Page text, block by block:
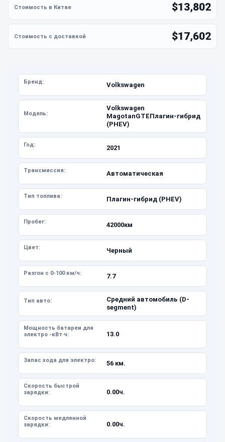
$13,802
$17,602
Бренд: Volkswagen
Модель:
Volkswagen
MagotanGTEПлагин-гибрид
(PHEV)
Год: 2021
Трансмиссия: Автоматическая
Тип топлива: Плагин-гибрид (PHEV)
Пробег: 42000км
Цвет: Черный
Разгон с 0-100 км/ч: 7.7
Тип авто:
Средний автомобиль (D-
segment)
Мощность батареи для
электро -кВт·ч:
13.0
Запас хода для электро: 56 км.
Скорость быстрой
зарядки:
0.00ч.
Скорость медленной
зарядки:
0.00ч.